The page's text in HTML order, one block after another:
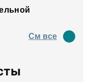
См все